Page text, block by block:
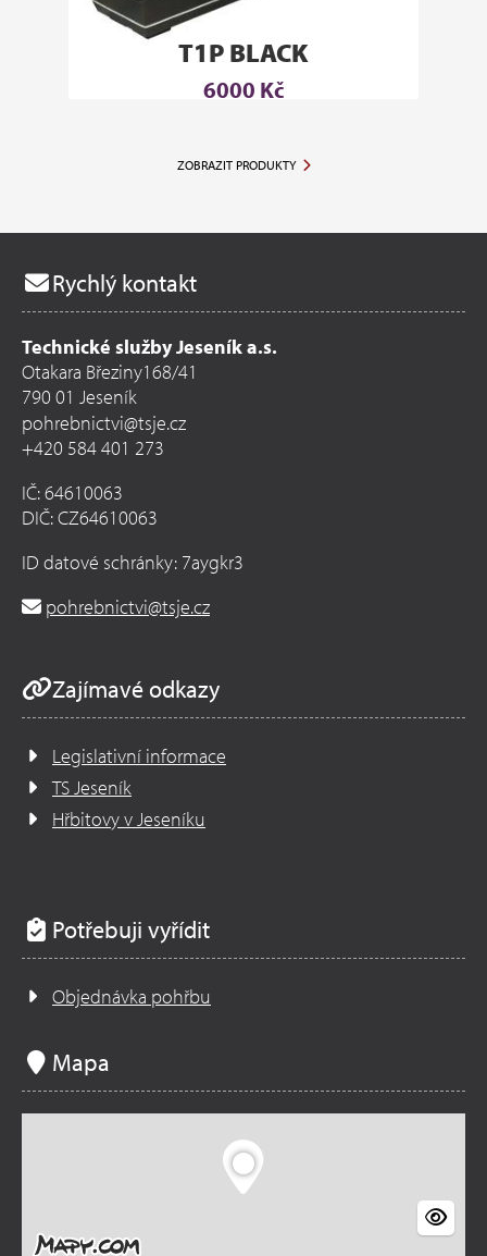
T1P BLACK
6000 Kč
ZOBRAZIT PRODUKTY
Rychlý kontakt
Technické služby Jeseník a.s.
Otakara Březiny168/41
790 01 Jeseník
pohrebnictvi@tsje.cz
+420 584 401 273
IČ: 64610063
DIČ: CZ64610063
ID datové schránky: 7aygkr3
pohrebnictvi@tsje.cz
Zajímavé odkazy
Legislativní informace
TS Jeseník
Hřbitovy v Jeseníku
Potřebuji vyřídit
Objednávka pohřbu
Mapa